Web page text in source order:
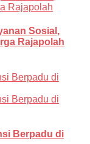
Sosial,
Rajapolah
Berpadu di